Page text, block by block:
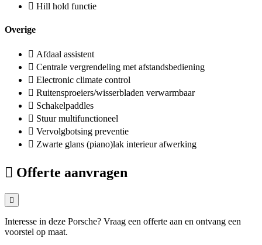
Hill hold functie
Overige
Afdaal assistent
Centrale vergrendeling met afstandsbediening
Electronic climate control
Ruitensproeiers/wisserbladen verwarmbaar
Schakelpaddles
Stuur multifunctioneel
Vervolgbotsing preventie
Zwarte glans (piano)lak interieur afwerking
Offerte aanvragen
Interesse in deze Porsche? Vraag een offerte aan en ontvang een
voorstel op maat.